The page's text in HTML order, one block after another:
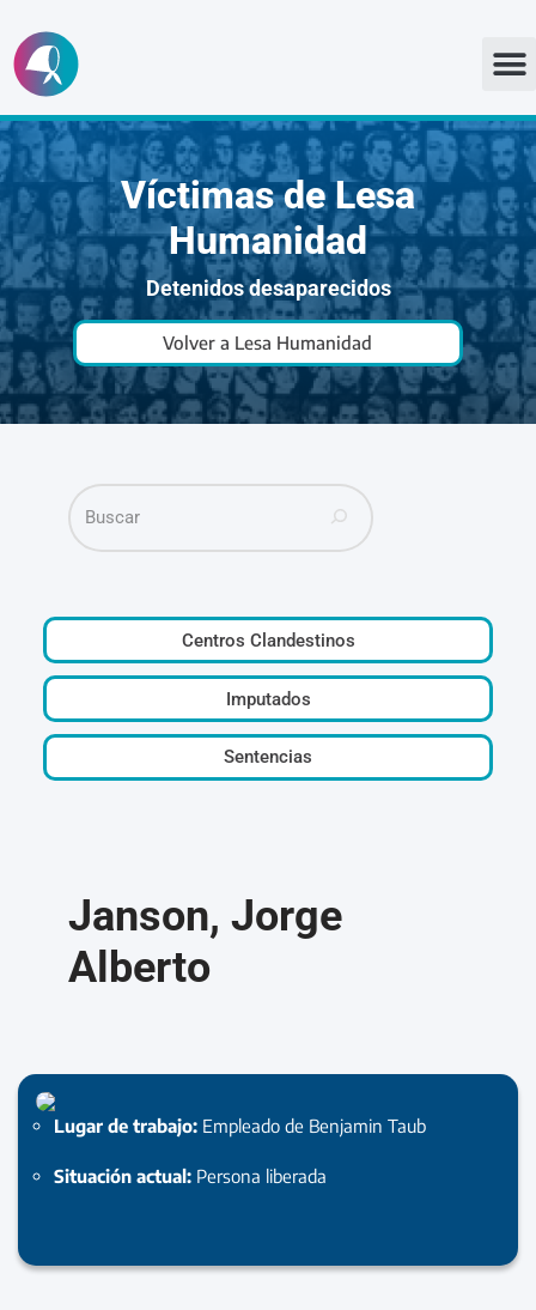
Ir
al
contenido
Víctimas de Lesa
Humanidad
Detenidos desaparecidos
Volver a Lesa Humanidad
Centros Clandestinos
Imputados
Sentencias
Janson, Jorge
Alberto
Lugar de trabajo: Empleado de Benjamin Taub
Situación actual: Persona liberada